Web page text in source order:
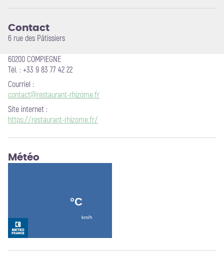
Contact
6 rue des Pâtissiers
60200 COMPIEGNE
Tél. : +33 9 83 77 42 22
Courriel :
contact@restaurant-rhizome.fr
Site internet :
https://restaurant-rhizome.fr/
Météo